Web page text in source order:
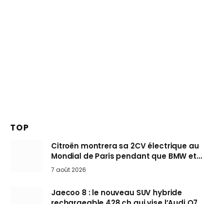
TOP
Citroën montrera sa 2CV électrique au
Mondial de Paris pendant que BMW et
Mini désertent le salon
7 août 2026
Jaecoo 8 : le nouveau SUV hybride